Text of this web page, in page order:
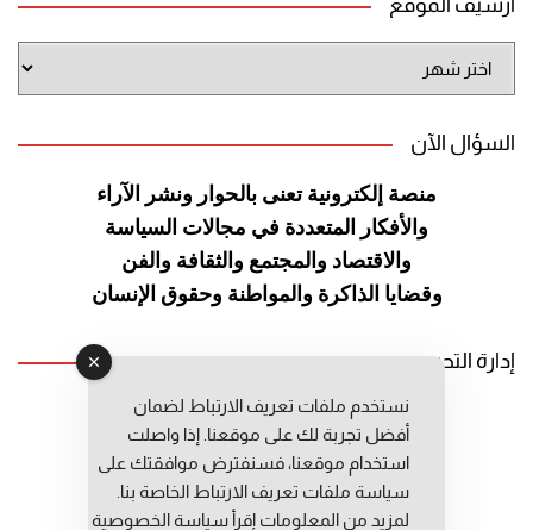
أرشيف الموقع
الموقع
السؤال الآن
منصة إلكترونية تعنى بالحوار ونشر الآراء
والأفكار المتعددة في مجالات السياسة
والاقتصاد والمجتمع والثقافة والفن
وقضايا الذاكرة والمواطنة وحقوق الإنسان
إدارة التحرير
رئيس التحرير: عبد الرحيم التوراني
رئيس التحرير المساعد: المعطي قبال
مديرة التحرير: فاطمة حوحو
نستخدم ملفات تعريف الارتباط لضمان
أفضل تجربة لك على موقعنا. إذا واصلت
استخدام موقعنا، فسنفترض موافقتك على
سياسة ملفات تعريف الارتباط الخاصة بنا.
لمزيد من المعلومات إقرأ سياسة الخصوصية